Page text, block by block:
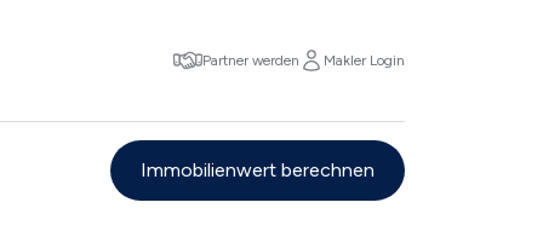
Partner werden Makler Login
Immobilienwert berechnen